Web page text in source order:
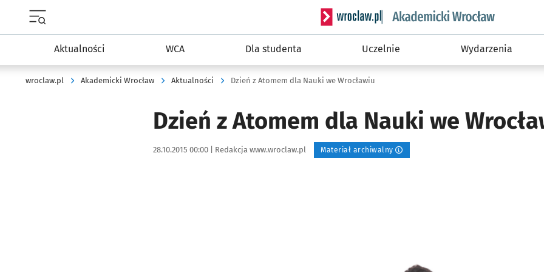
Menu główne portalu wroclaw.pl
Serwis informacyjny wroclaw.pl podserwis:
Aktualności WCA Dla studenta Uczelnie Wydarzenia
wroclaw.pl Akademicki Wrocław Aktualności Dzień z Atomem dla Nauki we Wrocławiu
Dzień z Atomem dla Nauki we
Data publikacji:
28.10.2015 00:00 | Autor:
Redakcja www.wroclaw.pl Materiał archiwalny